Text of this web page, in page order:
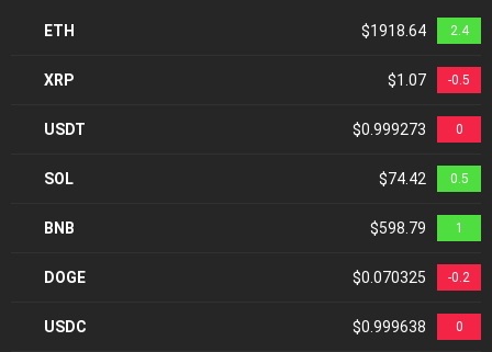
ETH $1918.64 2.4
XRP $1.07 -0.5
USDT $0.999273 0
SOL $74.42 0.5
BNB $598.79 1
DOGE $0.070325 -0.2
USDC $0.999638 0